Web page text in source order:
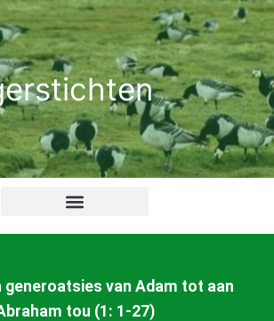
generoatsies van Adam tot aan
tou (1: 1-27)